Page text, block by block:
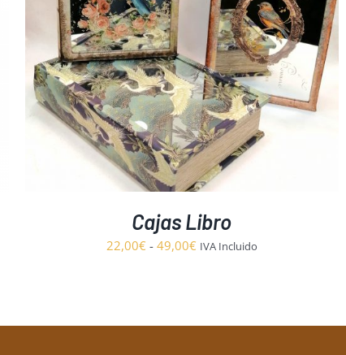
Cajas Libro
22,00€ - 49,00€Rango
IVA Incluido